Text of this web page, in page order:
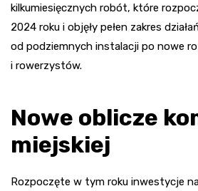
kilkumiesięcznych robót, które
2024 roku i objęły pełen zakres
od podziemnych instalacji po nowe
i rowerzystów.
Nowe oblicze
miejskiej
Rozpoczęte w tym roku inwestycje